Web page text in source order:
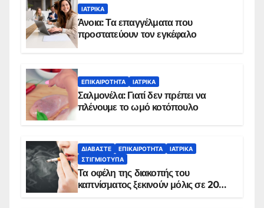
ΙΑΤΡΙΚΆ
Άνοια: Τα επαγγέλματα που
προστατεύουν τον εγκέφαλο
ΕΠΙΚΑΙΡΌΤΗΤΑ ΙΑΤΡΙΚΆ
Σαλμονέλα: Γιατί δεν πρέπει να
πλένουμε το ωμό κοτόπουλο
ΔΙΑΒΆΣΤΕ ΕΠΙΚΑΙΡΌΤΗΤΑ
ΙΑΤΡΙΚΆ
ΣΤΙΓΜΙΌΤΥΠΑ
Τα οφέλη της διακοπής του
καπνίσματος ξεκινούν μόλις σε 20